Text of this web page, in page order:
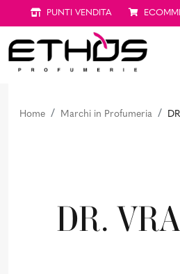
PUNTI VENDITA
Home Marchi in Profumeria
DR.